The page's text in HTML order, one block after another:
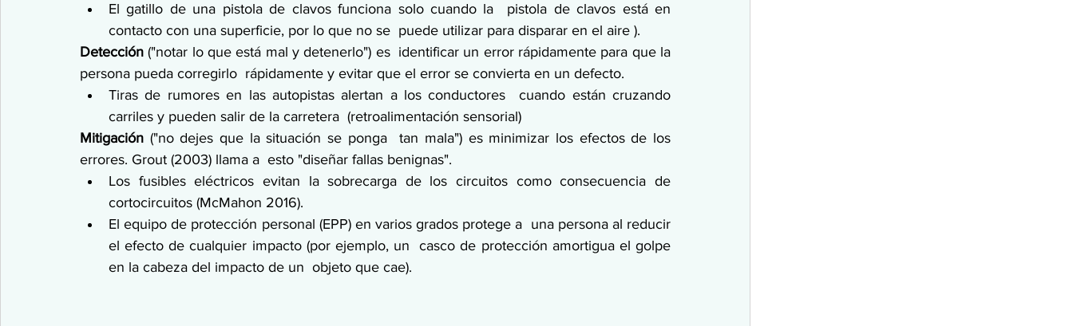
El gatillo de una pistola de clavos funciona solo cuando la  pistola de clavos está en
contacto con una superficie, por lo que no se  puede utilizar para disparar en el aire ).
Detección ("notar lo que está mal y detenerlo") es  identificar un error rápidamente para que la
persona pueda corregirlo  rápidamente y evitar que el error se convierta en un defecto.
Tiras de rumores en las autopistas alertan a los conductores  cuando están cruzando
carriles y pueden salir de la carretera  (retroalimentación sensorial)
Mitigación ("no dejes que la situación se ponga  tan mala") es minimizar los efectos de los
errores. Grout (2003) llama a  esto "diseñar fallas benignas".
Los fusibles eléctricos evitan la sobrecarga de los circuitos como consecuencia de
cortocircuitos (McMahon 2016).
El equipo de protección personal (EPP) en varios grados protege a  una persona al reducir
el efecto de cualquier impacto (por ejemplo, un  casco de protección amortigua el golpe
en la cabeza del impacto de un  objeto que cae).